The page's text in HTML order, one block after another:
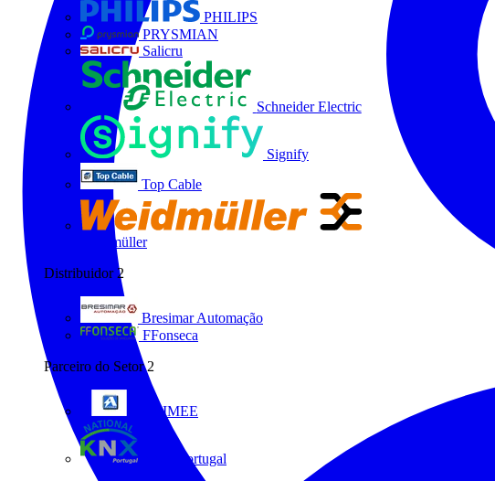
PHILIPS
PRYSMIAN
Salicru
Schneider Electric
Signify
Top Cable
Weidmüller
Distribuidor 2
Bresimar Automação
FFonseca
Parceiro do Setor 2
ANIMEE
KNX Portugal